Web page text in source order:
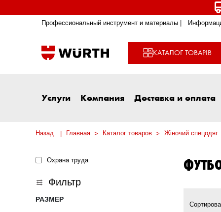
Профессиональный инструмент и материалы |
КАТАЛОГ ТОВАРІВ
Услуги Компания Доставка и оплата
Назад Главная Каталог товаров Жіночий спецодяг
Охрана труда
Фильтр
РАЗМЕР